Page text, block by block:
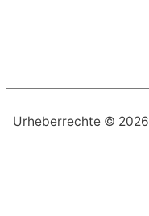
Urheberrechte © 2026